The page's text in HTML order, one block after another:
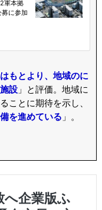
もとより、地域のに
設」と評価。地域に
ことに期待を示し、
を進めている 」。